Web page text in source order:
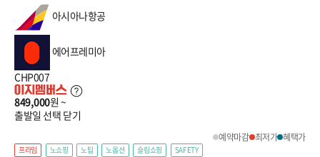
아시아나항공
에어프레미아
CHP007
849,000원 ~
출발일 선택 닫기
예약마감 최저가 혜택가
프라임 노쇼핑 노팁 노옵션 슬림쇼핑 SAFETY